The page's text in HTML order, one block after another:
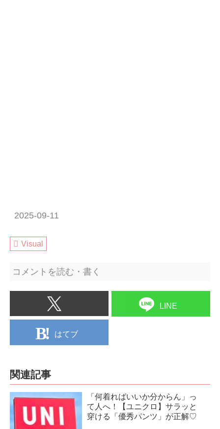
2025-09-11
Visual
コメントを読む・書く
LINE
はてブ
関連記事
「何着ればいいか分からん」っ
て人へ！【ユニクロ】サラッと
穿ける「優秀パンツ」が正解♡